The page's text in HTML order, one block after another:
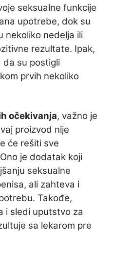
seksualne funkcije
upotrebe, dok su
nekoliko nedelja ili
rezultate. Ipak,
da su postigli
prvih nekoliko
očekivanja, važno je
proizvod nije
će rešiti sve
je dodatak koji
seksualne
ali zahteva i
Takođe,
i sledi uputstvo za
sa lekarom pre